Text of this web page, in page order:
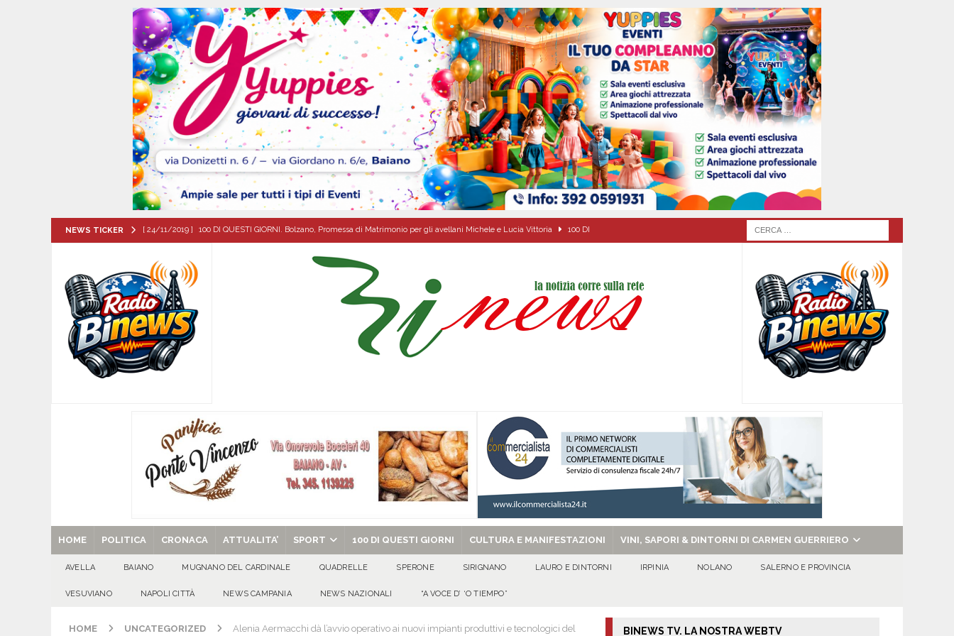
NEWS TICKER [ 24/11/2019 ] 100 DI QUESTI GIORNI. Bolzano, Promessa di Matrimonio per gli avellani Michele e Lucia Vittoria 100 DI
[ 08/08/2026 ] San Gregorio Matese incorona due Napoletane: Elena d’Amico Miss Cinema Campania e Valeria Nettuno Miss
Matese EVIDENZA
[ 08/08/2026 ] POLLENA TROCCHIA (NA). Buoni libro e cedole librarie, al via le domande Scuole ancora protagoniste, anche
sul fronte dell’edilizia scolastica
[ 08/08/2026 ]
CULTURA E MANIFESTAZIONI
[ 08/08/2026 ] Quadrelle in Festa: Tutto pronto per i solenni festeggiamenti in onore di San Giovanni Battista 2026!
EVIDENZA
[ 29/08/2025 ] SANT’Oggi. Venerdì 29 agosto la chiesa celebra il Martirio di san Giovanni Battista e santa Sabina
HOME POLITICA CRONACA ATTUALITA’ SPORT 100 DI QUESTI GIORNI CULTURA E MANIFESTAZIONI VINI, SAPORI & DINTORNI DI CARMEN GUERRIERO
AVELLA BAIANO MUGNANO DEL CARDINALE QUADRELLE SPERONE SIRIGNANO LAURO E DINTORNI IRPINIA NOLANO SALERNO E PROVINCIA
VESUVIANO NAPOLI CITTÀ NEWS CAMPANIA NEWS NAZIONALI “A VOCE D’ ‘O TIEMPO”
HOME UNCATEGORIZED Alenia Aermacchi dà l’avvio operativo ai nuovi impianti produttivi e tecnologici del BINEWS TV. LA NOSTRA WEBTV